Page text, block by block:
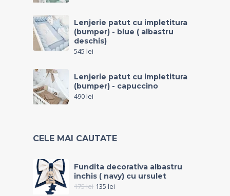
Lenjerie patut cu impletitura
(bumper) - blue ( albastru
deschis)
545 lei
Lenjerie patut cu impletitura
(bumper) - capuccino
490lei
CELE MAI CAUTATE
Fundita decorativa albastru
inchis ( navy) cu ursulet
175lei 135 lei